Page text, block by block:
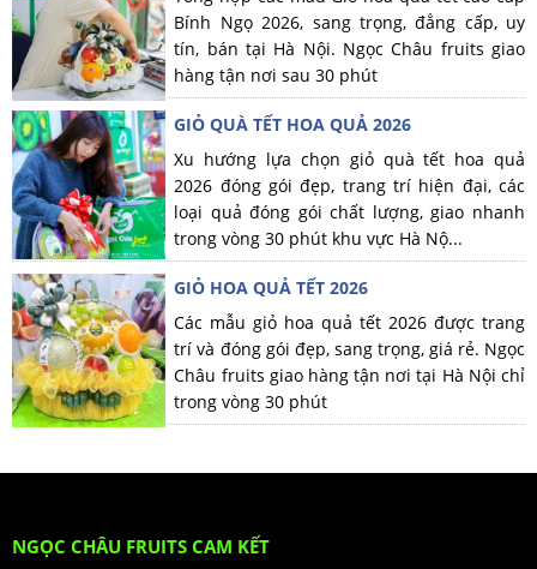
Bính Ngọ 2026, sang trọng, đẳng cấp, uy
tín, bán tại Hà Nội. Ngọc Châu fruits giao
hàng tận nơi sau 30 phút
GIỎ QUÀ TẾT HOA QUẢ 2026
Xu hướng lựa chọn giỏ quà tết hoa quả
2026 đóng gói đẹp, trang trí hiện đại, các
loại quả đóng gói chất lượng, giao nhanh
trong vòng 30 phút khu vực Hà Nộ...
GIỎ HOA QUẢ TẾT 2026
Các mẫu giỏ hoa quả tết 2026 được trang
trí và đóng gói đẹp, sang trọng, giá rẻ. Ngọc
Châu fruits giao hàng tận nơi tại Hà Nội chỉ
trong vòng 30 phút
NGỌC CHÂU FRUITS CAM KẾT